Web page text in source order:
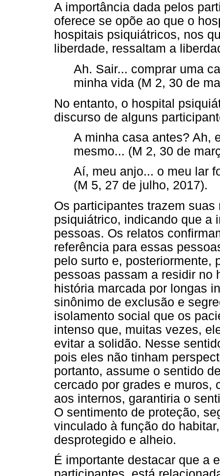
A importância dada pelos
oferece se opõe ao que o
hospitais psiquiátricos, nos
liberdade, ressaltam a
Ah. Sair... comprar uma
minha vida (M 2, 30 de
No entanto, o hospital
discurso de alguns
A minha casa antes? Ah,
mesmo... (M 2, 30 de
Aí, meu anjo... o meu lar
(M 5, 27 de julho, 2017).
Os participantes trazem
psiquiátrico, indicando que a
pessoas. Os relatos
referência para essas
pelo surto e, posteriormente,
pessoas passam a residir no
história marcada por longas
sinônimo de exclusão e
isolamento social que os
intenso que, muitas vezes,
evitar a solidão. Nesse
pois eles não tinham
portanto, assume o sentido
cercado por grades e muros,
aos internos, garantiria o
O sentimento de proteção,
vinculado à função do
desprotegido e alheio.
É importante destacar que a